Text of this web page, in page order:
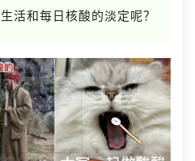
活和每日核酸的淡定呢？